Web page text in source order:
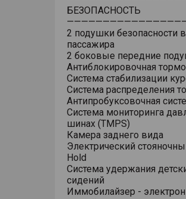
БЕЗОПАСНОСТЬ
2 подушки безопасности
пассажира
2 боковые передние
Антиблокировочная
Система стабилизации
Система распределения
Антипробуксовочная
Система мониторинга
шинах (TMPS)
Камера заднего вида
Электрический
Hold
Система удержания
сидений
Иммобилайзер -